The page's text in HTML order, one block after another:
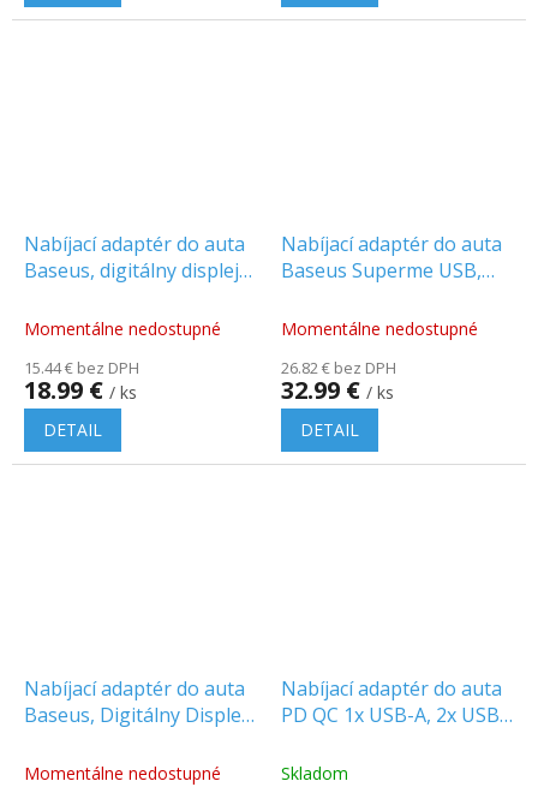
Nabíjací adaptér do auta
Baseus, digitálny displej
sivý [022886]
Momentálne nedostupné
15.44 € bez DPH
18.99 € / ks
DETAIL
Nabíjací adaptér do auta
Baseus Superme USB,
[027313]
Momentálne nedostupné
26.82 € bez DPH
32.99 € / ks
DETAIL
Nabíjací adaptér do auta
Baseus, Digitálny Displej,
65W, šedý [022885]
Momentálne nedostupné
Nabíjací adaptér do auta
PD QC 1x USB-A, 2x USB-
[GSM194957]
Skladom